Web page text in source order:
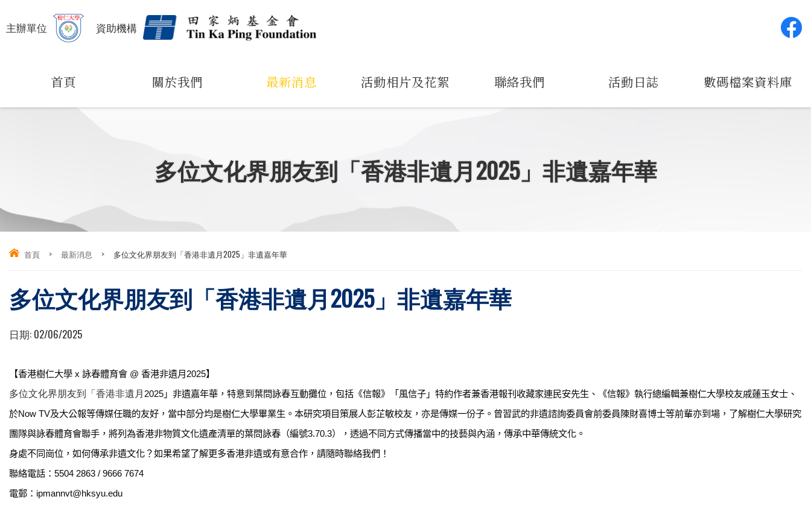
主辦單位 資助機構
首頁 關於我們 最新消息 活動相片及花絮 聯絡我們 活動日誌 數碼檔案資料庫
多位文化界朋友到「香港非遺月2025」非遺嘉年華
首頁 > 最新消息 > 多位文化界朋友到「香港非遺月2025」非遺嘉年華
多位文化界朋友到「香港非遺月2025」非遺嘉年華
日期: 02/06/2025
【香港樹仁大學 x 詠春體育會 @ 香港非遺月2025】
多位文化界朋友到「香港非遺月 2025 」非遺嘉年華，特意到葉問詠春互動攤位，包括《信報》「風信子」特約作者兼香港報刊收藏家連民安先生、《信報》執行總編輯兼樹仁大學校友戚蓮玉女士、
於Now TV及大公報等傳媒任職的友好，當中部分均是樹仁大學畢業生。本研究項目策展人彭芷敏校友，亦是傳媒一份子。曾習武的非遺諮詢委員會前委員陳財喜博士等前輩亦到場，了解樹仁大學研究
團隊與詠春體育會聯手，將列為香港非物質文化遺產清單的葉問詠春（編號3.70.3），透過不同方式傳播當中的技藝與內涵，傳承中華傳統文化。
身處不同崗位，如何傳承非遺文化？如果希望了解更多香港非遺或有意合作，請隨時聯絡我們！
聯絡電話： 5504 2863 / 9666 7674
電郵： ipmannvt@hksyu.edu